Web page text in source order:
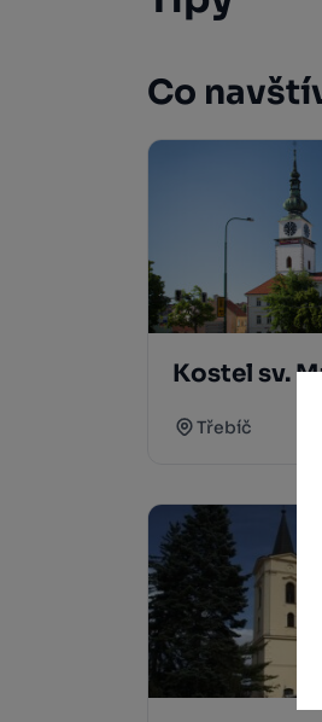
Co
Kostel sv.
Třebíč